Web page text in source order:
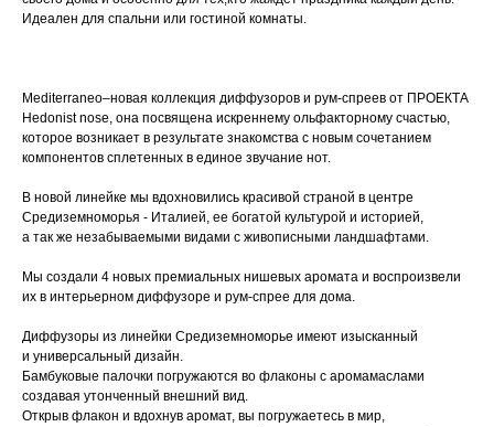
Идеален для спальни или гостиной комнаты.
Mediterraneo–новая коллекция диффузоров и рум-спреев от ПРОЕКТА
Hedonist nose, она посвящена искреннему ольфакторному счастью,
которое возникает в результате знакомства с новым сочетанием
компонентов сплетенных в единое звучание нот.
В новой линейке мы вдохновились красивой страной в центре
Средиземноморья - Италией, ее богатой культурой и историей,
а так же незабываемыми видами с живописными ландшафтами.
Мы создали 4 новых премиальных нишевых аромата и воспроизвели
их в интерьерном диффузоре и рум-спрее для дома.
Диффузоры из линейки Средиземноморье имеют изысканный
и универсальный дизайн.
Бамбуковые палочки погружаются во флаконы с аромамаслами
создавая утонченный внешний вид.
Открыв флакон и вдохнув аромат, вы погружаетесь в мир,